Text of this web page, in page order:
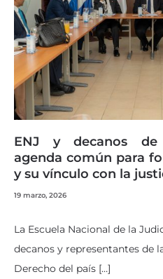
ENJ y decanos de
agenda común para
y su vínculo con la
19 marzo, 2026
La Escuela Nacional de la
decanos y representantes de
Derecho del país […]